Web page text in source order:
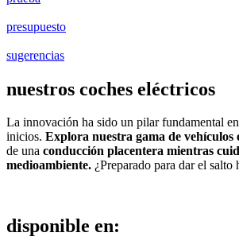
presupuesto
sugerencias
nuestros coches eléctricos
La innovación ha sido un pilar fundamental
inicios. Explora nuestra gama de vehículos
de una conducción placentera mientras
medioambiente. ¿Preparado para dar el salto
disponible en: